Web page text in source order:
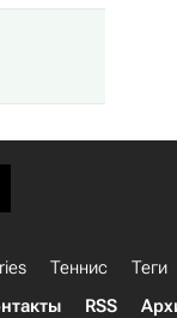
Теннис Теги
RSS